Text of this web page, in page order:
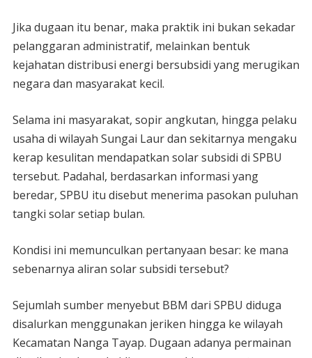
Jika dugaan itu benar, maka praktik ini bukan sekadar
pelanggaran administratif, melainkan bentuk
kejahatan distribusi energi bersubsidi yang merugikan
negara dan masyarakat kecil.
Selama ini masyarakat, sopir angkutan, hingga pelaku
usaha di wilayah Sungai Laur dan sekitarnya mengaku
kerap kesulitan mendapatkan solar subsidi di SPBU
tersebut. Padahal, berdasarkan informasi yang
beredar, SPBU itu disebut menerima pasokan puluhan
tangki solar setiap bulan.
Kondisi ini memunculkan pertanyaan besar: ke mana
sebenarnya aliran solar subsidi tersebut?
Sejumlah sumber menyebut BBM dari SPBU diduga
disalurkan menggunakan jeriken hingga ke wilayah
Kecamatan Nanga Tayap. Dugaan adanya permainan